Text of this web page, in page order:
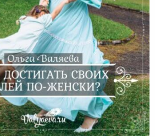
Своих Целей По-Женски?